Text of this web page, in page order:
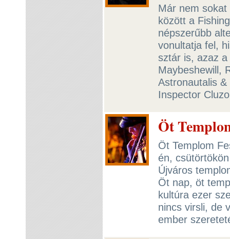
Már nem
között a
népszerűbb
vonultatja fel,
sztár is, azaz
Maybeshewill,
Astronautalis
Inspector
Öt
Öt Templom
én,
Újváros
Öt nap, öt
kultúra ezer
nincs virsli, de
ember